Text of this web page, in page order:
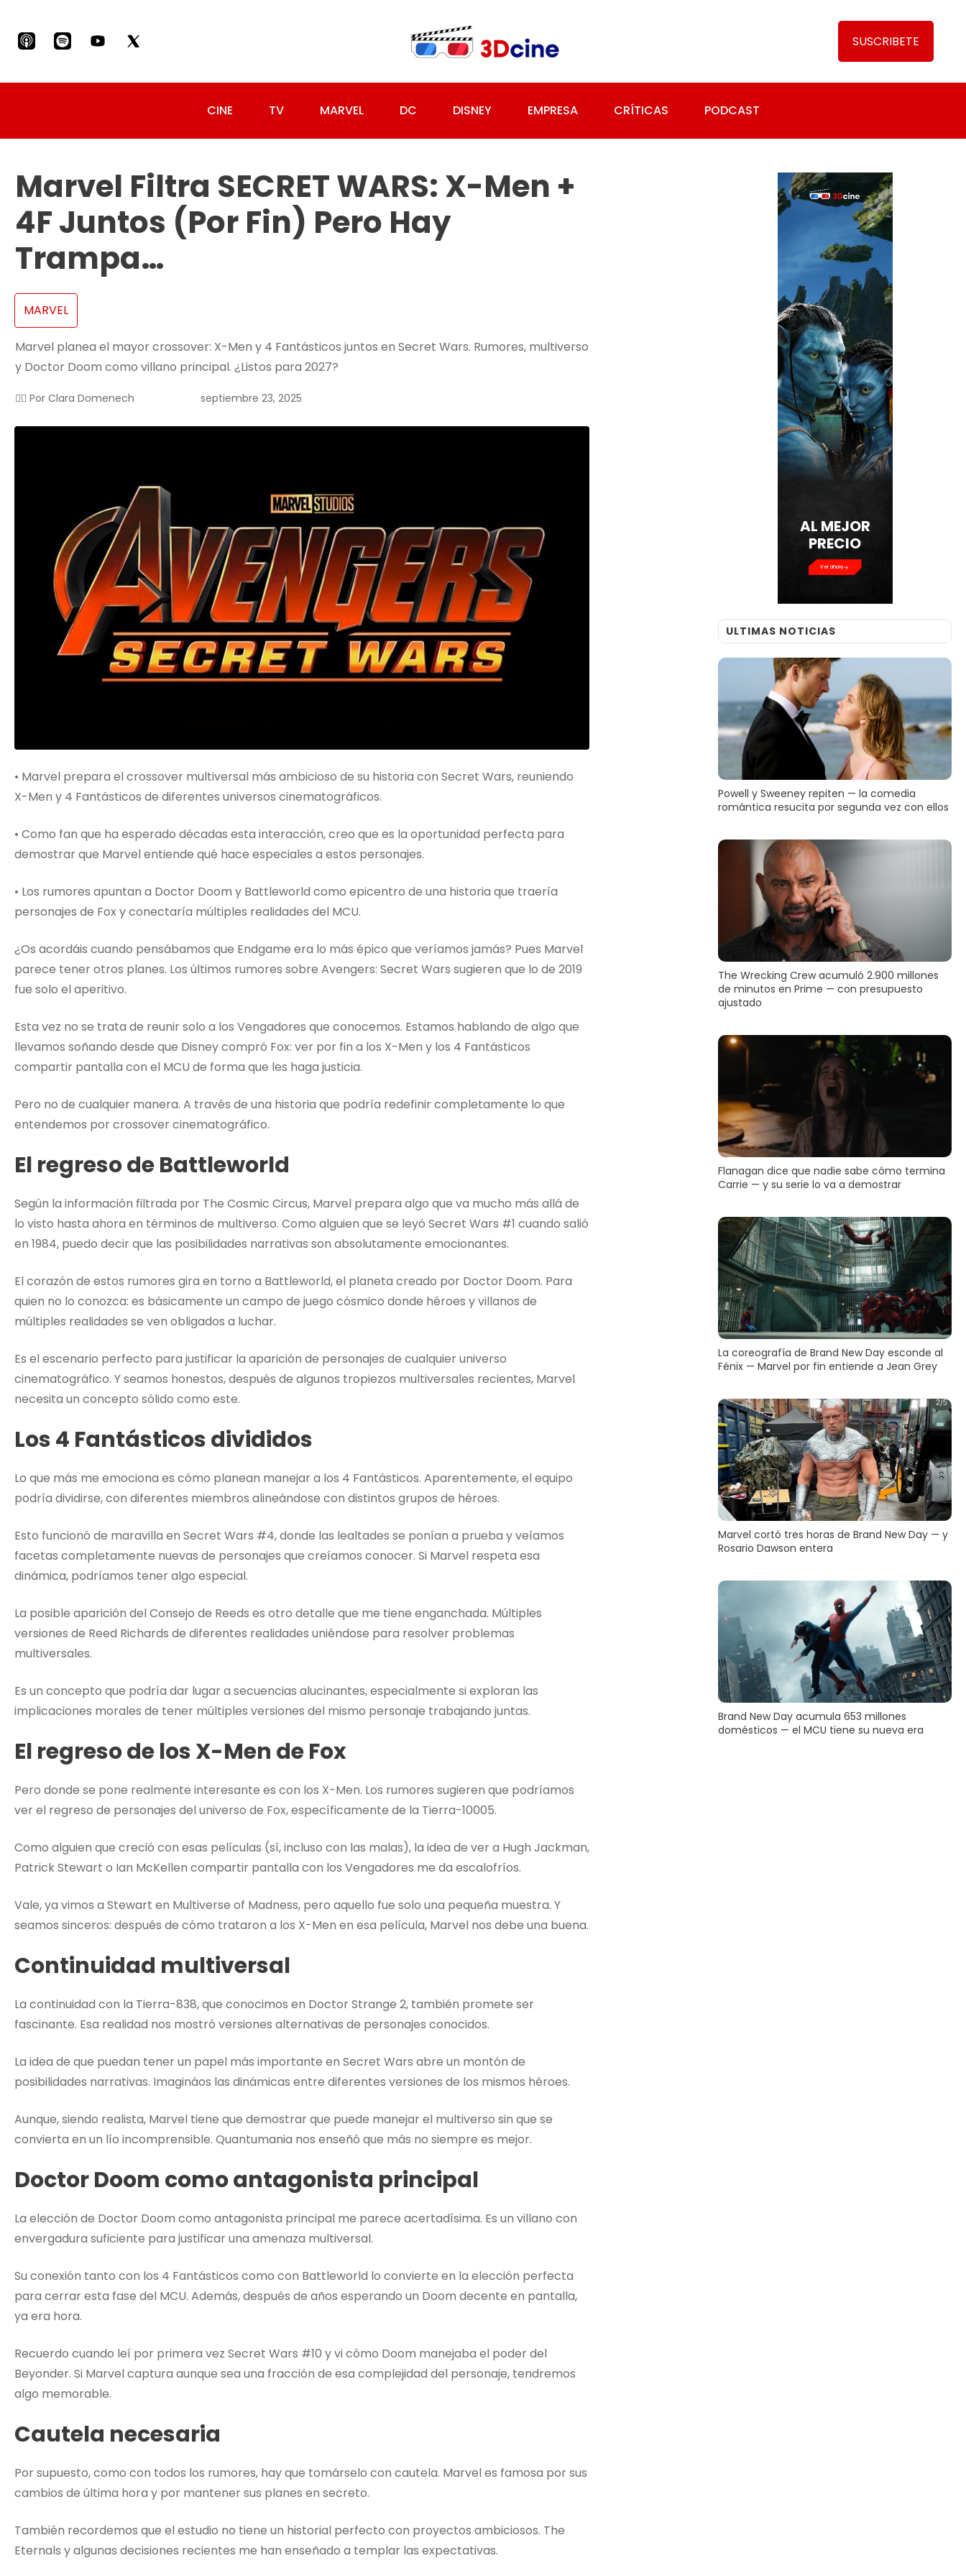
SUSCRIBETE
CINE TV MARVEL DC DISNEY EMPRESA CRÍTICAS PODCAST
Marvel Filtra SECRET WARS: X-Men +
4F Juntos (por Fin) Pero Hay
Trampa…
MARVEL
Marvel planea el mayor crossover: X-Men y 4 Fantásticos juntos en Secret Wars. Rumores, multiverso
y Doctor Doom como villano principal. ¿Listos para 2027?
✍🏻 Por Clara Domenech septiembre 23, 2025
• Marvel prepara el crossover multiversal más ambicioso de su historia con Secret Wars, reuniendo
X-Men y 4 Fantásticos de diferentes universos cinematográficos.
• Como fan que ha esperado décadas esta interacción, creo que es la oportunidad perfecta para
demostrar que Marvel entiende qué hace especiales a estos personajes.
• Los rumores apuntan a Doctor Doom y Battleworld como epicentro de una historia que traería
personajes de Fox y conectaría múltiples realidades del MCU.
¿Os acordáis cuando pensábamos que Endgame era lo más épico que veríamos jamás? Pues Marvel
parece tener otros planes. Los últimos rumores sobre Avengers: Secret Wars sugieren que lo de 2019
fue solo el aperitivo.
Esta vez no se trata de reunir solo a los Vengadores que conocemos. Estamos hablando de algo que
llevamos soñando desde que Disney compró Fox: ver por fin a los X-Men y los 4 Fantásticos
compartir pantalla con el MCU de forma que les haga justicia.
Pero no de cualquier manera. A través de una historia que podría redefinir completamente lo que
entendemos por crossover cinematográfico.
El regreso de Battleworld
Según la información filtrada por The Cosmic Circus, Marvel prepara algo que va mucho más allá de
lo visto hasta ahora en términos de multiverso. Como alguien que se leyó Secret Wars #1 cuando salió
en 1984, puedo decir que las posibilidades narrativas son absolutamente emocionantes.
El corazón de estos rumores gira en torno a Battleworld, el planeta creado por Doctor Doom. Para
quien no lo conozca: es básicamente un campo de juego cósmico donde héroes y villanos de
múltiples realidades se ven obligados a luchar.
Es el escenario perfecto para justificar la aparición de personajes de cualquier universo
cinematográfico. Y seamos honestos, después de algunos tropiezos multiversales recientes, Marvel
necesita un concepto sólido como este.
Los 4 Fantásticos divididos
Lo que más me emociona es cómo planean manejar a los 4 Fantásticos. Aparentemente, el equipo
podría dividirse, con diferentes miembros alineándose con distintos grupos de héroes.
Esto funcionó de maravilla en Secret Wars #4, donde las lealtades se ponían a prueba y veíamos
facetas completamente nuevas de personajes que creíamos conocer. Si Marvel respeta esa
dinámica, podríamos tener algo especial.
La posible aparición del Consejo de Reeds es otro detalle que me tiene enganchada. Múltiples
versiones de Reed Richards de diferentes realidades uniéndose para resolver problemas
multiversales.
Es un concepto que podría dar lugar a secuencias alucinantes, especialmente si exploran las
implicaciones morales de tener múltiples versiones del mismo personaje trabajando juntas.
El regreso de los X-Men de Fox
Pero donde se pone realmente interesante es con los X-Men. Los rumores sugieren que podríamos
ver el regreso de personajes del universo de Fox, específicamente de la Tierra-10005.
Como alguien que creció con esas películas (sí, incluso con las malas), la idea de ver a Hugh Jackman,
Patrick Stewart o Ian McKellen compartir pantalla con los Vengadores me da escalofríos.
Vale, ya vimos a Stewart en Multiverse of Madness, pero aquello fue solo una pequeña muestra. Y
seamos sinceros: después de cómo trataron a los X-Men en esa película, Marvel nos debe una buena.
Continuidad multiversal
La continuidad con la Tierra-838, que conocimos en Doctor Strange 2, también promete ser
fascinante. Esa realidad nos mostró versiones alternativas de personajes conocidos.
La idea de que puedan tener un papel más importante en Secret Wars abre un montón de
posibilidades narrativas. Imagináos las dinámicas entre diferentes versiones de los mismos héroes.
Aunque, siendo realista, Marvel tiene que demostrar que puede manejar el multiverso sin que se
convierta en un lío incomprensible. Quantumania nos enseñó que más no siempre es mejor.
Doctor Doom como antagonista principal
La elección de Doctor Doom como antagonista principal me parece acertadísima. Es un villano con
envergadura suficiente para justificar una amenaza multiversal.
Su conexión tanto con los 4 Fantásticos como con Battleworld lo convierte en la elección perfecta
para cerrar esta fase del MCU. Además, después de años esperando un Doom decente en pantalla,
ya era hora.
Recuerdo cuando leí por primera vez Secret Wars #10 y vi cómo Doom manejaba el poder del
Beyonder. Si Marvel captura aunque sea una fracción de esa complejidad del personaje, tendremos
algo memorable.
Cautela necesaria
Por supuesto, como con todos los rumores, hay que tomárselo con cautela. Marvel es famosa por sus
cambios de última hora y por mantener sus planes en secreto.
También recordemos que el estudio no tiene un historial perfecto con proyectos ambiciosos. The
Eternals y algunas decisiones recientes me han enseñado a templar las expectativas.
EDICIONES
ESPECIALES
Ver ahora
ULTIMAS NOTICIAS
Powell y Sweeney repiten — la comedia
romántica resucita por segunda vez con ellos
The Wrecking Crew acumuló 2.900 millones
de minutos en Prime — con presupuesto
ajustado
Flanagan dice que nadie sabe cómo termina
Carrie — y su serie lo va a demostrar
La coreografía de Brand New Day esconde al
Fénix — Marvel por fin entiende a Jean Grey
Marvel cortó tres horas de Brand New Day — y
Rosario Dawson entera
Brand New Day acumula 653 millones
domésticos — el MCU tiene su nueva era